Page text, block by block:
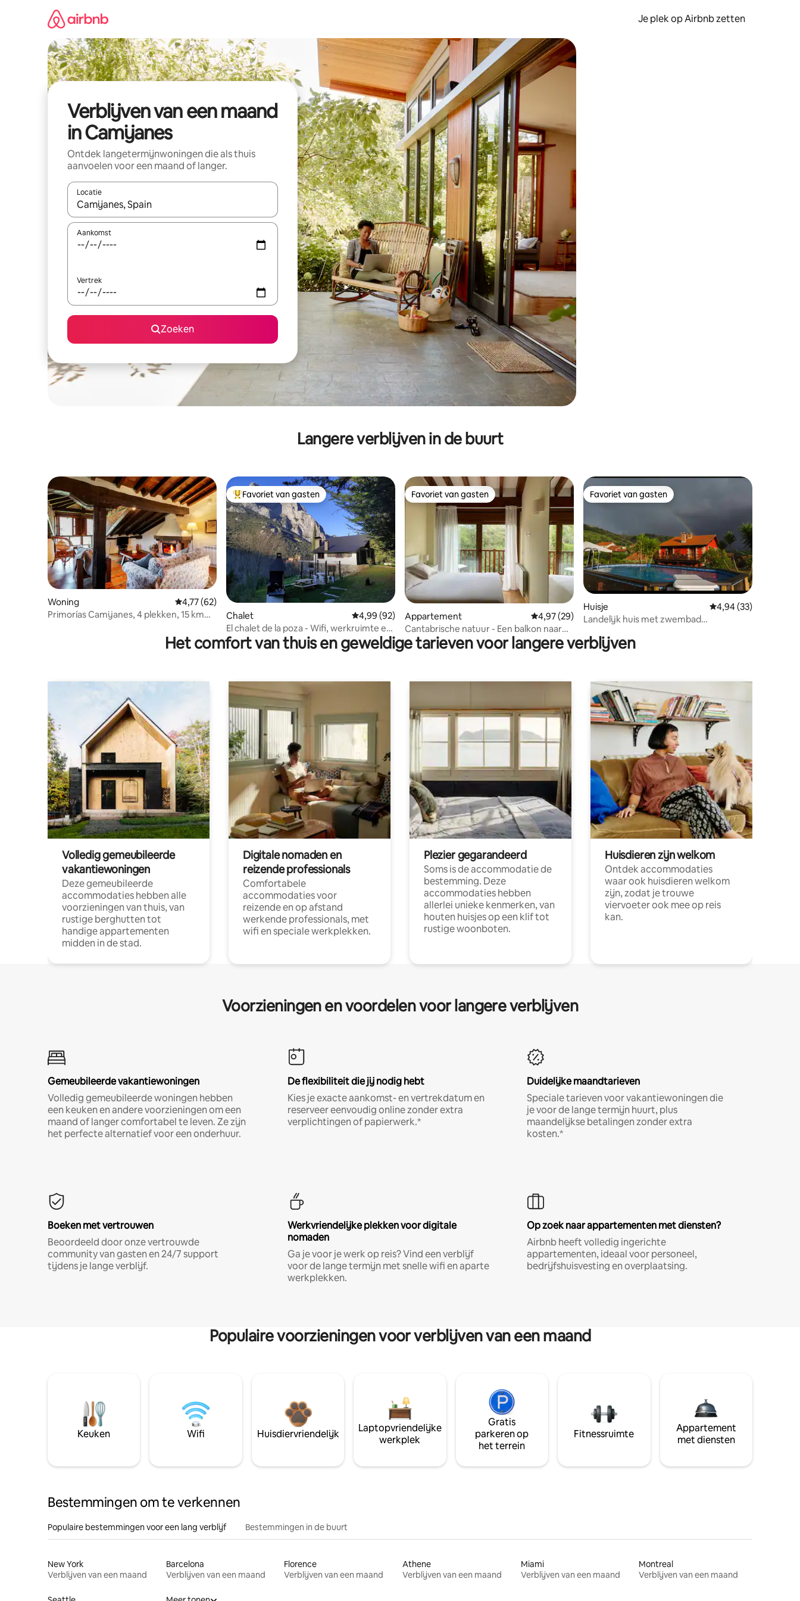
Je plek op Airbnb zetten
Verblijven van een maand
in Camijanes
Ontdek langetermijnwoningen die als thuis
aanvoelen voor een maand of langer.
Locatie
Wanneer er resultaten beschikbaar zijn, maak je een keuze met je de pijltjestoetsen omhoog en omlaag, óf door te tikken of swipen.
Aankomst
Vertrek
Zoeken
Langere verblijven in de buurt
Woning Gemiddelde beoordeling van 4,77 op 5, 62 recensies
4,77 (62)
Primorías Camijanes, 4 plekken, 15 km
Topfavoriet van gasten
Favoriet van gasten
Chalet Gemiddelde beoordeling van 4,99 op 5, 92 recensies
4,99 (92)
El chalet de la poza - Wifi, werkruimte en
barbecue
Favoriet van gasten
Favoriet van gasten
Appartement Gemiddelde beoordeling van 4,97 op 5, 29 recensies
4,97 (29)
Cantabrische natuur - Een balkon naar
de riviermonding.
Favoriet van gasten
Favoriet van gasten
Huisje Gemiddelde
4,94 (33)
Landelijk huis met zwembad
Het comfort van thuis en geweldige tarieven voor langere verblijven
Volledig gemeubileerde
vakantiewoningen
Deze gemeubileerde
accommodaties hebben alle
voorzieningen van thuis, van
rustige berghutten tot
handige appartementen
midden in de stad.
Digitale nomaden en
reizende professionals
Comfortabele
accommodaties voor
reizende en op afstand
werkende professionals, met
wifi en speciale werkplekken.
Plezier gegarandeerd
Soms is de accommodatie de
bestemming. Deze
accommodaties hebben
allerlei unieke kenmerken, van
houten huisjes op een klif tot
rustige woonboten.
Huisdieren zijn welkom
Ontdek accommodaties
waar ook huisdieren welkom
zijn, zodat je trouwe
viervoeter ook mee op reis
kan.
Voorzieningen en voordelen voor langere verblijven
Gemeubileerde vakantiewoningen
Volledig gemeubileerde woningen hebben
een keuken en andere voorzieningen om een
maand of langer comfortabel te leven. Ze zijn
het perfecte alternatief voor een onderhuur.
De flexibiliteit die jij nodig hebt
Kies je exacte aankomst- en vertrekdatum en
reserveer eenvoudig online zonder extra
verplichtingen of papierwerk.*
Duidelijke maandtarieven
Speciale tarieven voor vakantiewoningen die
je voor de lange termijn huurt, plus
maandelijkse betalingen zonder extra
kosten.*
Boeken met vertrouwen
Beoordeeld door onze vertrouwde
community van gasten en 24/7 support
tijdens je lange verblijf.
Werkvriendelijke plekken voor digitale
nomaden
Ga je voor je werk op reis? Vind een verblijf
voor de lange termijn met snelle wifi en aparte
werkplekken.
Op zoek naar appartementen met diensten?
Airbnb heeft volledig ingerichte
appartementen, ideaal voor personeel,
bedrijfshuisvesting en overplaatsing.
Populaire voorzieningen voor verblijven van een maand
Keuken Wifi Huisdiervriendelijk
Laptopvriendelijke
werkplek
Gratis
parkeren op
het terrein
Fitnessruimte
Appartement
met diensten
Bestemmingen om te verkennen
Populaire bestemmingen voor een lang verblijf Bestemmingen in de buurt
New York
Verblijven van een maand
Barcelona
Verblijven van een maand
Florence
Verblijven van een maand
Athene
Verblijven van een maand
Miami
Verblijven van een maand
Montreal
Verblijven van een maand